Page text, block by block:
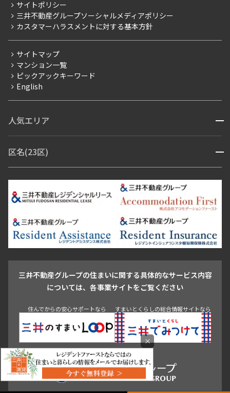
0120-321-719
当社限定（港区・渋谷区以外）
三井不動産企画
賃料改定
フリーレント
ペット可
ブランドマンション
【仲介会社様向け】当社仲介事業部取り扱い物件入居申込
お問い合わせ
サイトポリシー
三井不動産グループソーシャルメディアポリシー
カスタマーハラスメントに対する基本方針
サイトマップ
マンション一覧
ピックアックキーワード
English
人気エリア 開閉
青山・表参道・原宿
市ヶ谷・神楽坂・飯田橋
三田・芝・浜松町
芝浦・汐留・品川
月島・勝どき・豊洲
本郷・春日・小石川
目白・高田馬場・早稲田
池尻大橋・三軒茶屋
祐天寺・学芸大学・自由が丘
駒沢・用賀・二子玉川
成城・砧
池袋・板橋・王子
青山 渋谷 東京・大手町 新宿 品川
目黒・中目黒
区名(23区) 開閉
江東区 台東区 墨田区
中野区
豊島区
杉並区 板橋区 練馬区 荒川区
足立区
葛飾区
江戸川区
三井不動産グループの住まいに関する具体的なサービス内容
については、各事業サイトをご覧ください
住んでからの安心サポートなら すまいとくらしの総合情報サイトなら
×